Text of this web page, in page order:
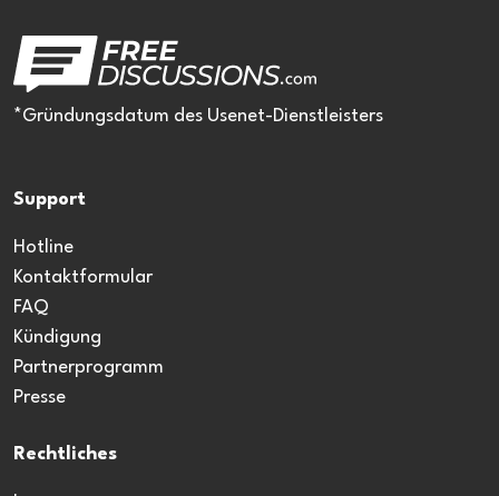
*Gründungsdatum des Usenet-Dienstleisters
Support
Hotline
Kontaktformular
FAQ
Kündigung
Partnerprogramm
Presse
Rechtliches